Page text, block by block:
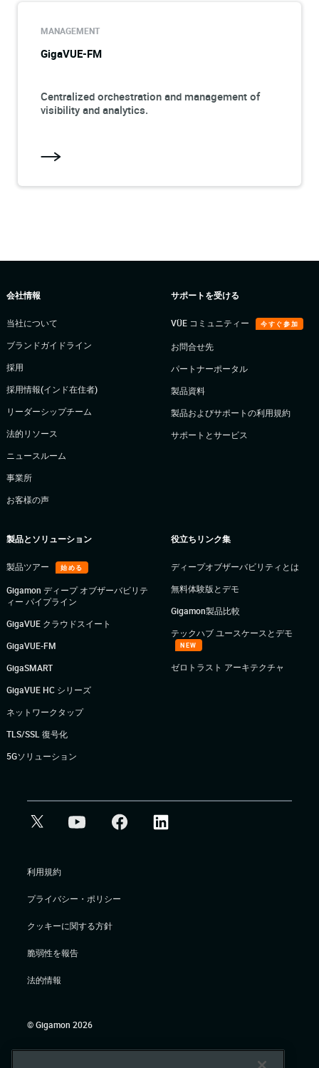
MANAGEMENT
GigaVUE-FM
Centralized orchestration and management of
visibility and analytics.
会社情報
当社について
ブランドガイドライン
採用
採用情報(インド在住者)
リーダーシップチーム
法的リソース
ニュースルーム
事業所
お客様の声
サポートを受ける
VÜE コミュニティー 今すぐ参加
お問合せ先
パートナーポータル
製品資料
製品およびサポートの利用規約
サポートとサービス
製品とソリューション
製品ツアー 始める
Gigamon ディープ オブザーバビリテ
ィー パイプライン
GigaVUE クラウドスイート
GigaVUE-FM
GigaSMART
GigaVUE HC シリーズ
ネットワークタップ
TLS/SSL 復号化
5Gソリューション
役立ちリンク集
ディープオブザーバビリティとは
無料体験版とデモ
Gigamon製品比較
テックハブ ユースケースとデモ
NEW
ゼロトラスト アーキテクチャ
利用規約
プライバシー・ポリシー
クッキーに関する方針
脆弱性を報告
法的情報
© Gigamon 2026